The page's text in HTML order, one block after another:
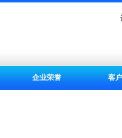
企业荣誉 客